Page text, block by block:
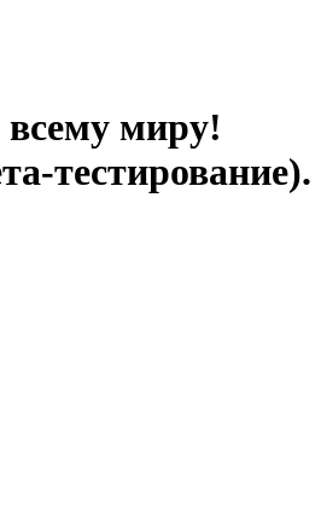
всему миру!
тестирование).